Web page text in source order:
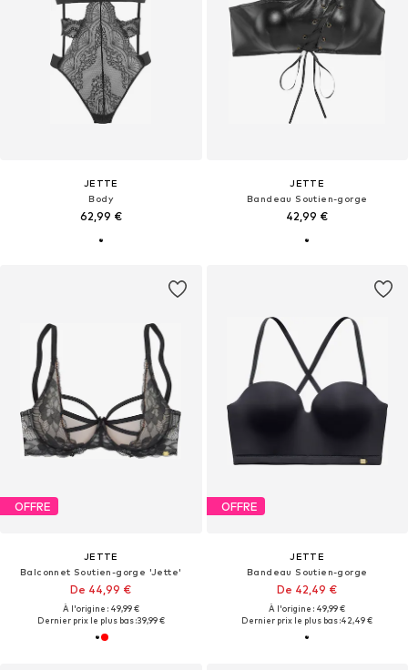
JETTE
Body
62,99 €
JETTE
Bandeau Soutien-gorge
42,99 €
OFFRE
JETTE
Balconnet Soutien-gorge 'Jette'
De 44,99 €
À l'origine : 49,99 €
Dernier prix le plus bas :39,99 €
OFFRE
JETTE
Bandeau Soutien-gorge
De 42,49 €
À l'origine : 49,99 €
Dernier prix le plus bas :42,49 €